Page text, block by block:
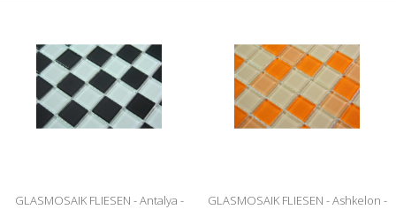
GLASMOSAIK FLIESEN - Antalya - GLASMOSAIK FLIESEN - Ashkelon -